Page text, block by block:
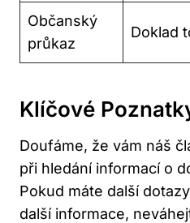
Občanský
průkaz
Doklad
Klíčové
Doufáme, že vám náš
při hledání informací o
Pokud máte další
další informace,